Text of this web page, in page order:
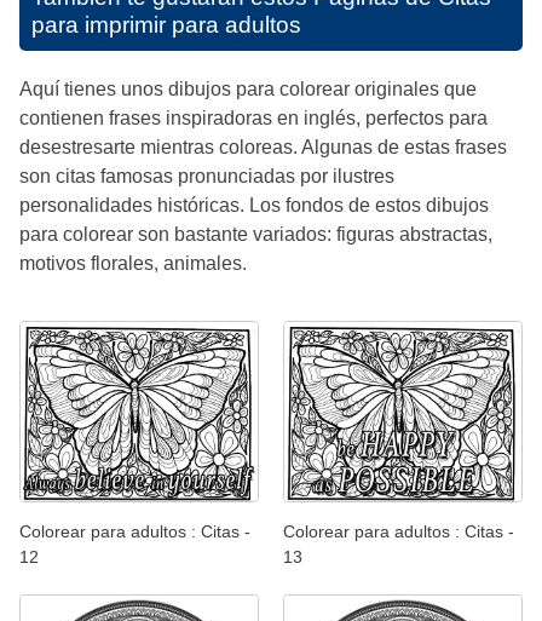
para imprimir para adultos
Aquí tienes unos dibujos para colorear originales que
contienen frases inspiradoras en inglés, perfectos para
desestresarte mientras coloreas. Algunas de estas frases
son citas famosas pronunciadas por ilustres
personalidades históricas. Los fondos de estos dibujos
para colorear son bastante variados: figuras abstractas,
motivos florales, animales.
Colorear para adultos : Citas -
12
Colorear para adultos : Citas -
13